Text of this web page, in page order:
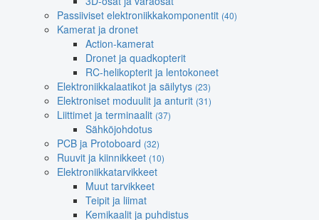
Passiiviset elektroniikkakomponentit (40)
Kamerat ja dronet
Action-kamerat
Dronet ja quadkopterit
RC-helikopterit ja lentokoneet
Elektroniikkalaatikot ja säilytys (23)
Elektroniset moduulit ja anturit (31)
Liittimet ja terminaalit (37)
Sähköjohdotus
PCB ja Protoboard (32)
Ruuvit ja kiinnikkeet (10)
Elektroniikkatarvikkeet
Muut tarvikkeet
Teipit ja liimat
Kemikaalit ja puhdistus